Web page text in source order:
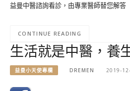
益曼中醫諮詢看診，由專業醫師替您解答
CONTINUE READING
生活就是中醫，養
益曼小天使專欄 DREMEN 2019-